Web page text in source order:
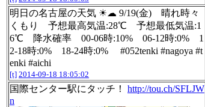
明日の名古屋の天気 ☀☁ 9/19(金) 晴れ時々
くもり 予想最高気温:28℃ 予想最低気温:1
6℃ 降水確率 00-06時:10% 06-12時:0% 1
2-18時:0% 18-24時:0% #052tenki #nagoya #t
enki #aichi
[t] 2014-09-18 18:05:02
国際センター駅にタッチ！ http://tou.ch/SFLJW
n